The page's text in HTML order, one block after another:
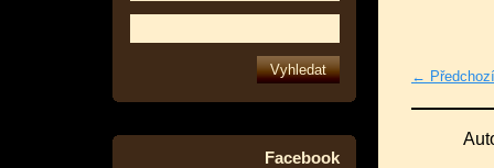
Facebook
← Předchozí